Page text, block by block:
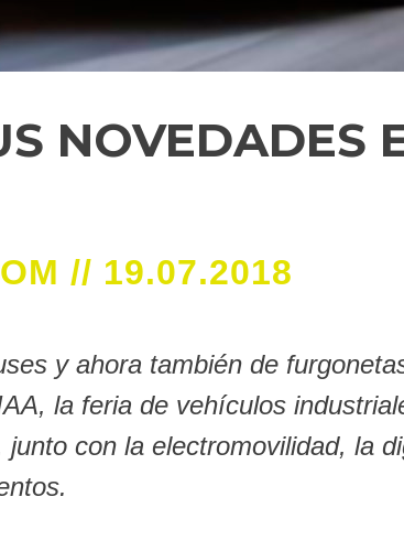
NOVEDADES
// 19.07.2018
y ahora también de
la feria de vehículos
con la electromovilidad, la